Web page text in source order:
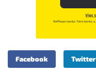
Facebook Twitter